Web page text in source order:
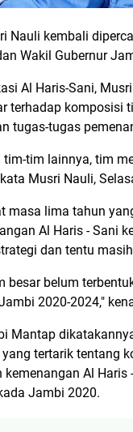
Nauli kembali
Wakil Gubernur
Al Haris-Sani,
terhadap
tugas-tugas
tim-tim lainnya, tim
Musri Nauli,
masa lima tahun
Al Haris - Sani
dan tentu
besar belum
2020-2024,"
Mantap
tertarik tentang
Al
Jambi 2020.